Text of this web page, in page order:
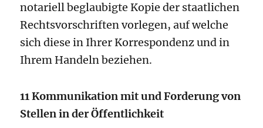
notariell beglaubigte Kopie der staatlichen
Rechtsvorschriften vorlegen, auf welche
sich diese in Ihrer Korrespondenz und in
Ihrem Handeln beziehen.
11 Kommunikation mit und Forderung von
Stellen in der Öffentlichkeit